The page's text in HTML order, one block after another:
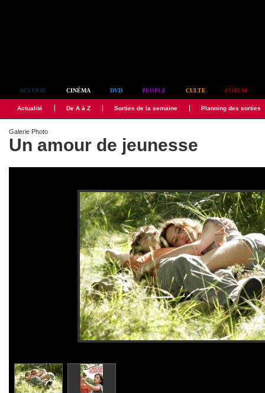
ACCUEIL CINÉMA DVD PEOPLE CULTE FORUM
Actualité De A à Z Sorties de la semaine Planning des sorties
Galerie Photo
Un amour de jeunesse